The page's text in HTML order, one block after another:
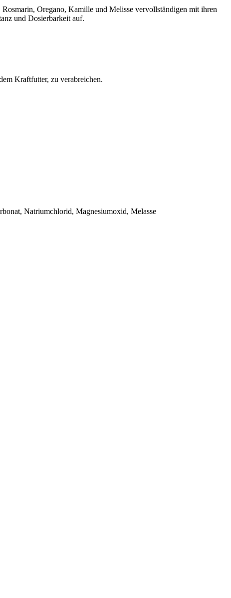
Oregano, Kamille und Melisse vervollständigen mit ihren
und Dosierbarkeit auf.
Kraftfutter, zu verabreichen.
Natriumchlorid, Magnesiumoxid, Melasse